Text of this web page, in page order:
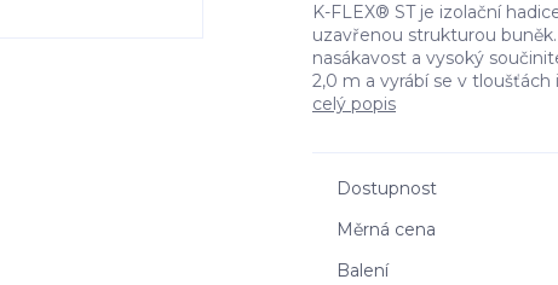
K-FLEX® ST je izolační
uzavřenou strukturou
nasákavost a vysoký
2,0 m a vyrábí se v tloušťách
celý popis
Dostupnost
Měrná cena
Balení